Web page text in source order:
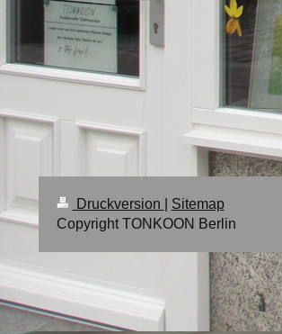
Druckversion
Sitemap
Copyright TONKOON Berlin